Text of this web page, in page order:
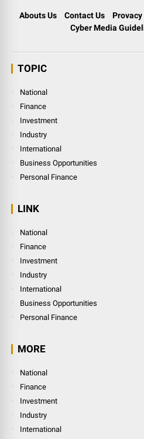
Abouts Us Contact Us
Cyber Media
TOPIC
National
Finance
Investment
Industry
International
Business Opportunities
Personal Finance
LINK
National
Finance
Investment
Industry
International
Business Opportunities
Personal Finance
MORE
National
Finance
Investment
Industry
International